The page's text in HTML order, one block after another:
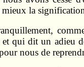
la
et qui dit un
nous de